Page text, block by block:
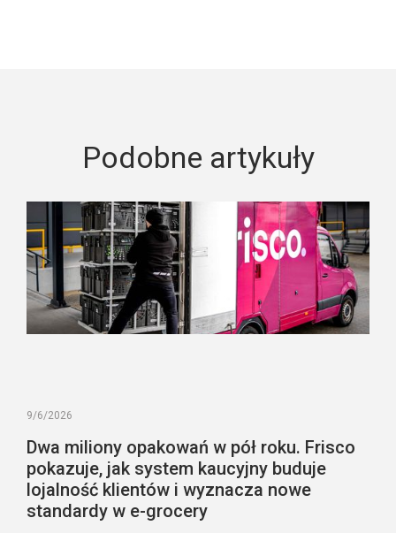
Podobne artykuły
9/6/2026
Dwa miliony opakowań w pół roku. Frisco
pokazuje, jak system kaucyjny buduje
lojalność klientów i wyznacza nowe
standardy w e-grocery